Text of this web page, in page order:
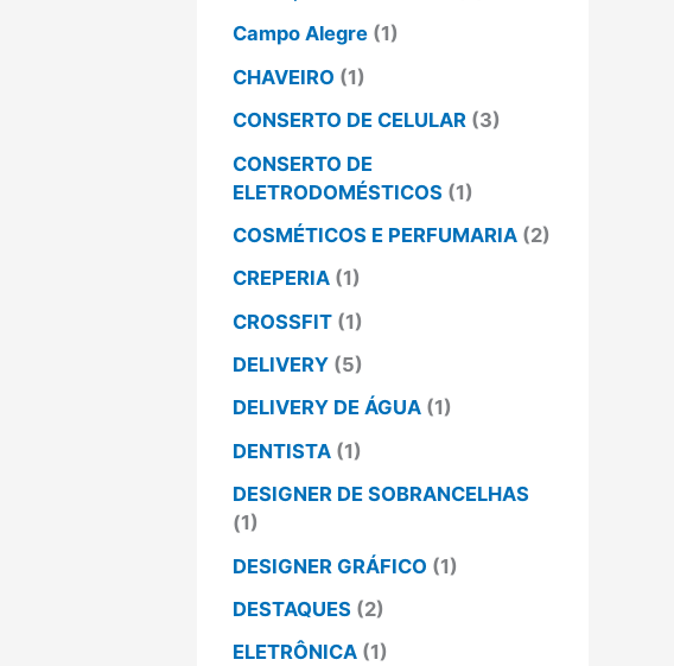
Campo Alegre (1)
CHAVEIRO (1)
CONSERTO DE CELULAR (3)
CONSERTO DE
ELETRODOMÉSTICOS (1)
COSMÉTICOS E PERFUMARIA (2)
CREPERIA (1)
CROSSFIT (1)
DELIVERY (5)
DELIVERY DE ÁGUA (1)
DENTISTA (1)
DESIGNER DE SOBRANCELHAS
(1)
DESIGNER GRÁFICO (1)
DESTAQUES (2)
ELETRÔNICA (1)